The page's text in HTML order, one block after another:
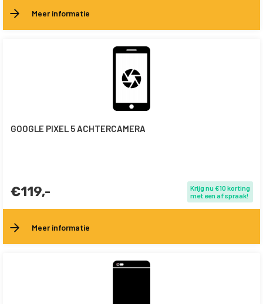
Meer informatie
GOOGLE PIXEL 5 ACHTERCAMERA
€119,-
Krijg nu €10 korting
met een afspraak!
Meer informatie